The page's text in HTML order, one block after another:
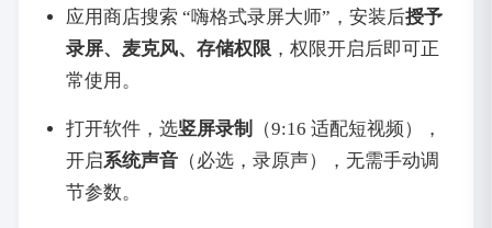
应用商店搜索 “嗨格式录屏大师”，安装后授予
录屏、麦克风、存储权限，权限开启后即可正
常使用。
打开软件，选竖屏录制
（9:16 适配短视频），
开启系统声音（必选，录原声），无需手动调
节参数。